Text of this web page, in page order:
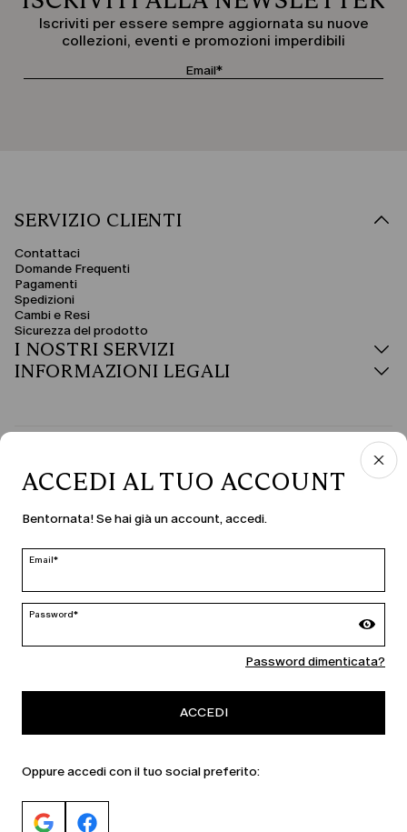
Iscriviti per essere sempre aggiornata su nuove
collezioni, eventi e promozioni imperdibili
SERVIZIO CLIENTI
Contattaci
Domande Frequenti
Pagamenti
Spedizioni
Cambi e Resi
Sicurezza del prodotto
I NOSTRI SERVIZI
INFORMAZIONI LEGALI
PAESE E LINGUA
modifica
MARINA RINALDI
PERSONA
ACCEDI AL TUO ACCOUNT
Bentornata! Se hai già un account, accedi.
Email*
Password*
Password dimenticata?
ACCEDI
Oppure accedi con il tuo social preferito: